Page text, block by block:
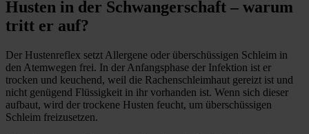
Husten in der Schwangerschaft – warum
tritt er auf?
Der Hustenreflex setzt Allergene oder überschüssigen Schleim in
den Atemwegen frei. In der Anfangsphase der Infektion ist er
trocken und keuchend, weil die Rachenschleimhaut gereizt ist und
nicht genügend Flüssigkeit in ihr vorhanden ist. Wenn sich dieser
aufbaut, wird der trockene Husten feucht, um überschüssigen
Schleim freizusetzen.